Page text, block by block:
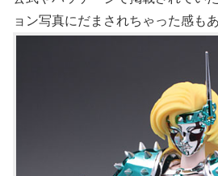
ョン写真にだまされちゃった感も